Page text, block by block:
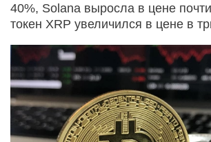
40%, Solana выросла в цене
токен XRP увеличился в цене в